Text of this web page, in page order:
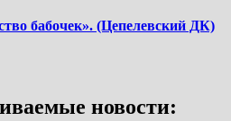
бабочек». (Цепелевский ДК)
новости: